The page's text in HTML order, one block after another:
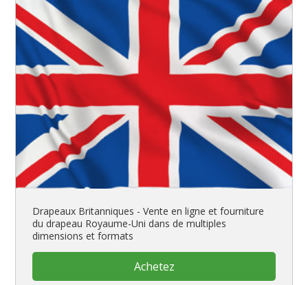
Drapeaux Britanniques - Vente en ligne et fourniture
du drapeau Royaume-Uni dans de multiples
dimensions et formats
Achetez